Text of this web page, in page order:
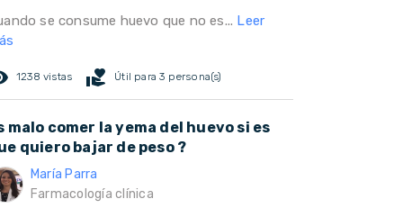
se consume huevo que no es... Leer
1238 vistas volunteer_activism Útil para 3 persona(s)
malo comer la yema del huevo si es
quiero bajar de peso ?
María Parra
Farmacología clínica